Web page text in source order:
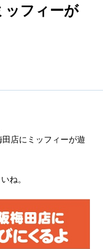
ッフィーが
店にミッフィーが遊
ね。